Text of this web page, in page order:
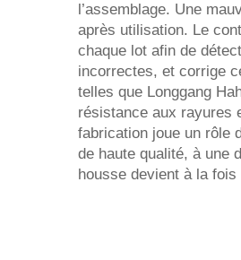
l’assemblage. Une
après utilisation. Le
chaque lot afin de
incorrectes, et corrige
telles que Longgang
résistance aux rayures
fabrication joue un rôle
de haute qualité, à une
housse devient à la